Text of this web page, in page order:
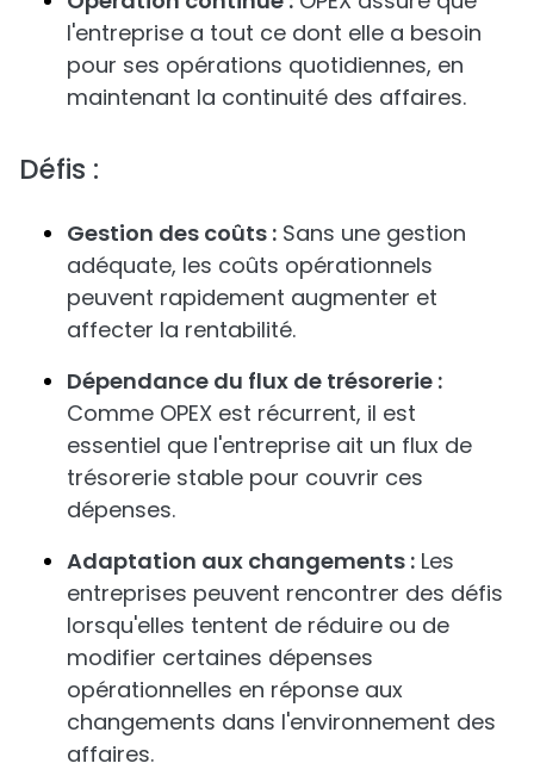
l'entreprise a tout ce dont elle a besoin
pour ses opérations quotidiennes, en
maintenant la continuité des affaires.
Défis :
Gestion des coûts : Sans une gestion
adéquate, les coûts opérationnels
peuvent rapidement augmenter et
affecter la rentabilité.
Dépendance du flux de trésorerie :
Comme OPEX est récurrent, il est
essentiel que l'entreprise ait un flux de
trésorerie stable pour couvrir ces
dépenses.
Adaptation aux changements : Les
entreprises peuvent rencontrer des défis
lorsqu'elles tentent de réduire ou de
modifier certaines dépenses
opérationnelles en réponse aux
changements dans l'environnement des
affaires.